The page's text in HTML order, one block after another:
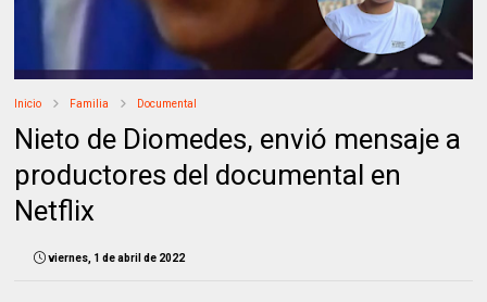
Inicio Familia Documental
Nieto de Diomedes, envió mensaje a
productores del documental en
Netflix
viernes, 1 de abril de 2022